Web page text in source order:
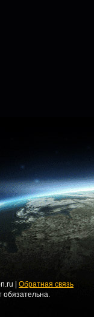
| Обратная связь
обязательна.